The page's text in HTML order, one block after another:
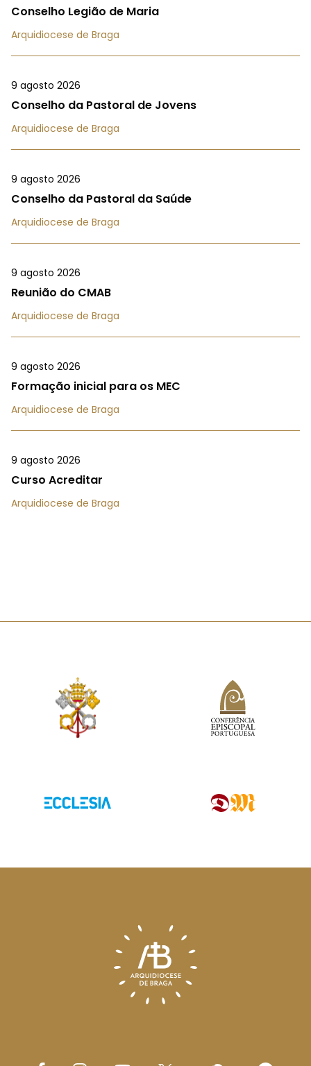
Conselho Legião de Maria
Arquidiocese de Braga
9 agosto 2026
Conselho da Pastoral de Jovens
Arquidiocese de Braga
9 agosto 2026
Conselho da Pastoral da Saúde
Arquidiocese de Braga
9 agosto 2026
Reunião do CMAB
Arquidiocese de Braga
9 agosto 2026
Formação inicial para os MEC
Arquidiocese de Braga
9 agosto 2026
Curso Acreditar
Arquidiocese de Braga